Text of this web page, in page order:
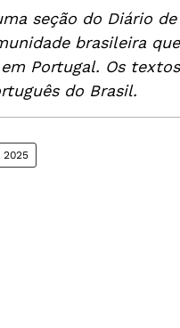
seção do Diário
brasileira
Portugal. Os
do Brasil.
2025